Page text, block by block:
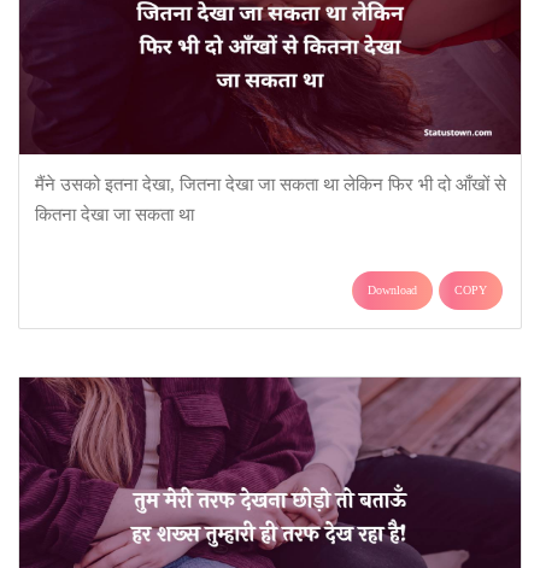
मैंने उसको इतना देखा, जितना देखा जा सकता था लेकिन फिर भी दो आँखों से
कितना देखा जा सकता था
Download COPY